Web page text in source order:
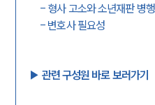
- 형사 고소와 소년재판 병행
- 변호사 필요성
▶︎ 관련 구성원 바로 보러가기